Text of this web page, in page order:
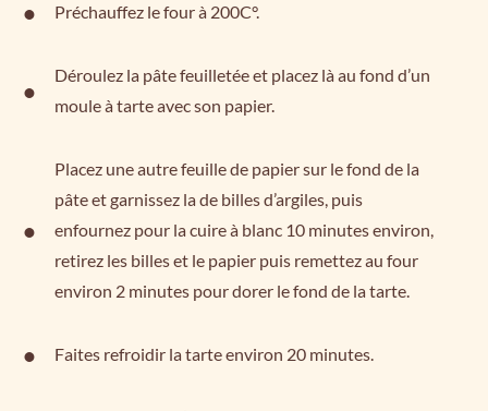
Préchauffez le four à 200C°.
Déroulez la pâte feuilletée et placez là au fond d’un
moule à tarte avec son papier.
Placez une autre feuille de papier sur le fond de la
pâte et garnissez la de billes d’argiles, puis
enfournez pour la cuire à blanc 10 minutes environ,
retirez les billes et le papier puis remettez au four
environ 2 minutes pour dorer le fond de la tarte.
Faites refroidir la tarte environ 20 minutes.